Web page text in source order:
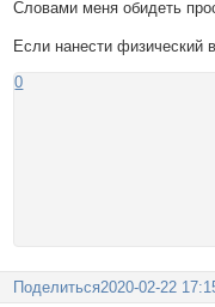
Словами меня обидеть
Если нанести физический
0
Поделиться2020-02-22